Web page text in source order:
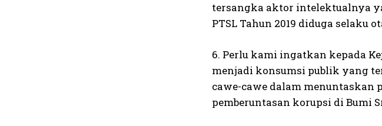
tersangka aktor intelektualnya
PTSL Tahun 2019 diduga selaku
6. Perlu kami ingatkan kepada
menjadi konsumsi publik yang
cawe-cawe dalam
pemberuntasan korupsi di Bumi